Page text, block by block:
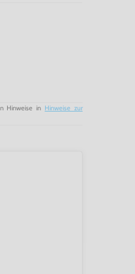
Hinweise in Hinweise zur